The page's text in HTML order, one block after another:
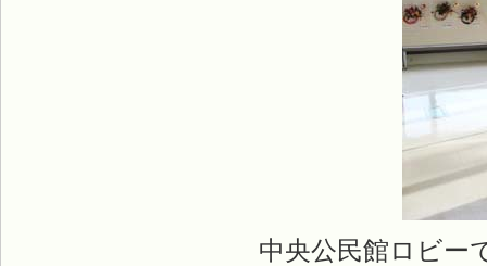
中央公民館ロビー